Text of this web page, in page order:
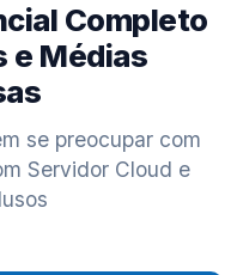
Completo
e Médias
se preocupar com
Servidor Cloud e